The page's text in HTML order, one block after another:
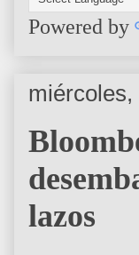
Powered by
miércoles,
lazos